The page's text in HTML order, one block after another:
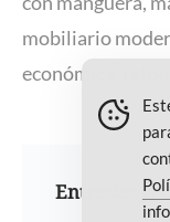
mobiliario
económica
Entradas